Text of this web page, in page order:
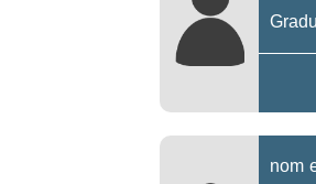
nom